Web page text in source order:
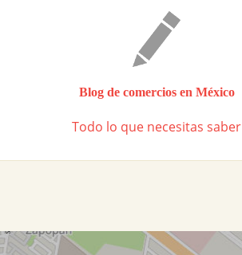
Blog de comercios en México
Todo lo que necesitas saber